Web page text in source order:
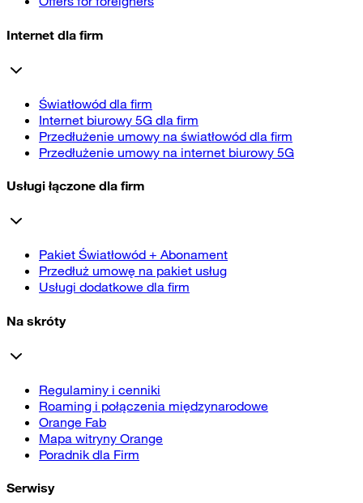
Internet dla firm
Światłowód dla firm
Internet biurowy 5G dla firm
Przedłużenie umowy na światłowód dla firm
Przedłużenie umowy na internet biurowy 5G
Usługi łączone dla firm
Pakiet Światłowód + Abonament
Przedłuż umowę na pakiet usług
Usługi dodatkowe dla firm
Na skróty
Regulaminy i cenniki
Roaming i połączenia międzynarodowe
Orange Fab
Mapa witryny Orange
Poradnik dla Firm
Serwisy